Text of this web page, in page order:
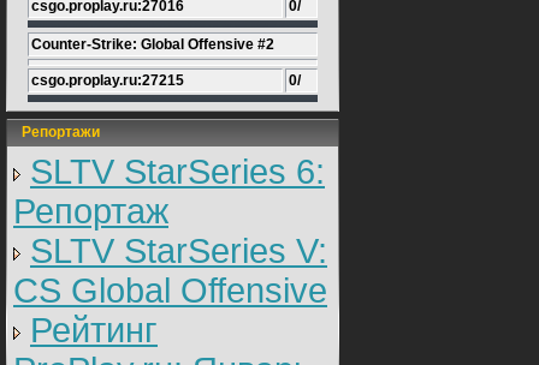
csgo.proplay.ru:27016 0/
Counter-Strike: Global Offensive #2
csgo.proplay.ru:27215 0/
Репортажи
SLTV StarSeries 6:
Репортаж
SLTV StarSeries V:
CS Global Offensive
Рейтинг